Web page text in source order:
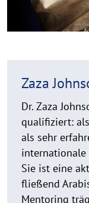
Zaza
Dr. Zaza
qualifiziert:
als sehr
internationale
Sie ist eine
fließend
Mentoring